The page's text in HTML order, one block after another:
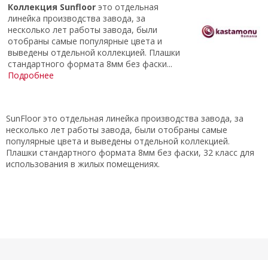
Коллекция Sunfloor это отдельная
линейка производства завода, за
несколько лет работы завода, были
отобраны самые популярные цвета и
выведены отдельной коллекцией. Плашки
стандартного формата 8мм без фаски...
Подробнее
SunFloor это отдельная линейка производства завода, за
несколько лет работы завода, были отобраны самые
популярные цвета и выведены отдельной коллекцией.
Плашки стандартного формата 8мм без фаски, 32 класс для
использования в жилых помещениях.